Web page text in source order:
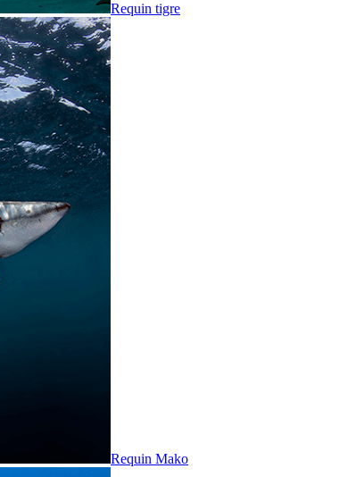
Requin tigre
Requin Mako